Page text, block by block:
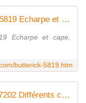
Patron Butterick 5819 Butterick 5819 Echarpe et cape, facile, tailles 32 à 42 et 44 à 54
Echarpe et cape,
butterick-5819.htm
Patron Mc Call's 7202 McCall's 7202 Différents capes pour femmes tailles 34 à 42 et 44 à 54, très facile